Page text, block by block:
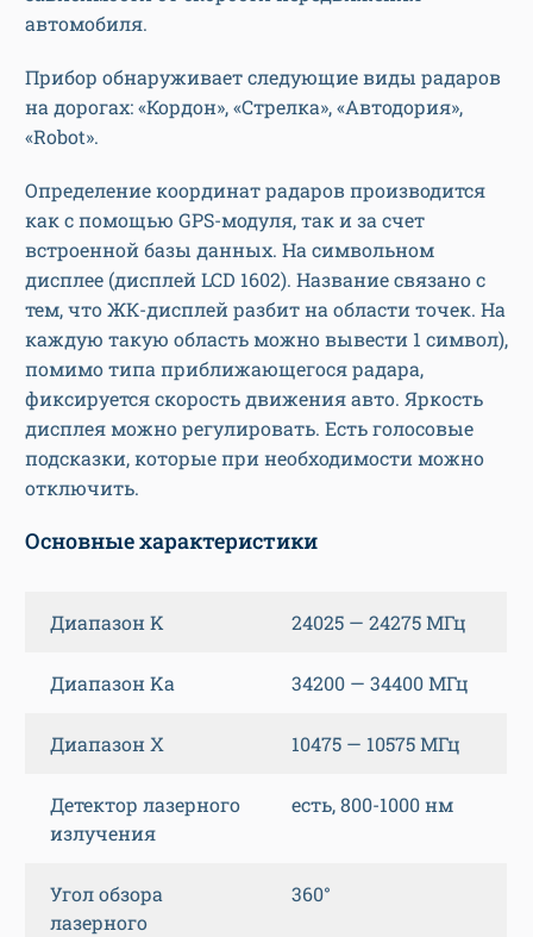
автомобиля.
Прибор обнаруживает следующие виды радаров
на дорогах: «Кордон», «Стрелка», «Автодория»,
«Robot».
Определение координат радаров производится
как с помощью GPS-модуля, так и за счет
встроенной базы данных. На символьном
дисплее (дисплей LCD 1602). Название связано с
тем, что ЖК-дисплей разбит на области точек. На
каждую такую область можно вывести 1 символ),
помимо типа приближающегося радара,
фиксируется скорость движения авто. Яркость
дисплея можно регулировать. Есть голосовые
подсказки, которые при необходимости можно
отключить.
Основные характеристики
Диапазон K 24025 — 24275 МГц
Диапазон Ka 34200 — 34400 МГц
Диапазон X 10475 — 10575 МГц
Детектор лазерного
излучения
есть, 800-1000 нм
Угол обзора
лазерного
360°